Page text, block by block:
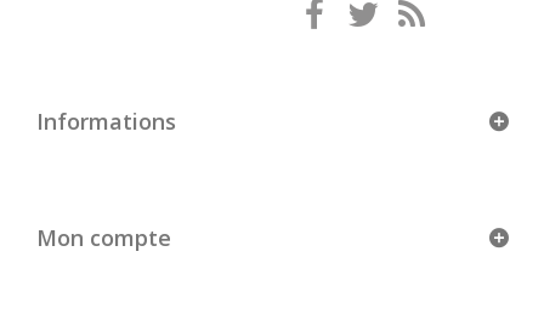
Informations
Mon compte